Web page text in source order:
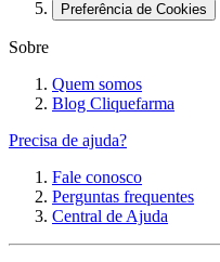
Preferência de Cookies
Sobre
Quem somos
Blog Cliquefarma
Precisa de ajuda?
Fale conosco
Perguntas frequentes
Central de Ajuda